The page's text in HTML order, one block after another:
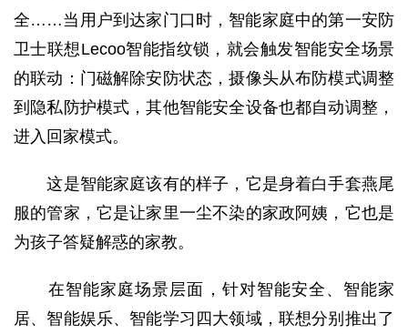
全……当用户到达家门口时，智能家庭中的第一安防
卫士联想Lecoo智能指纹锁，就会触发智能安全场景
的联动：门磁解除安防状态，摄像头从布防模式调整
到隐私防护模式，其他智能安全设备也都自动调整，
进入回家模式。
这是智能家庭该有的样子，它是身着白手套燕尾
服的管家，它是让家里一尘不染的家政阿姨，它也是
为孩子答疑解惑的家教。
在智能家庭场景层面，针对智能安全、智能家
居、智能娱乐、智能学习四大领域，联想分别推出了